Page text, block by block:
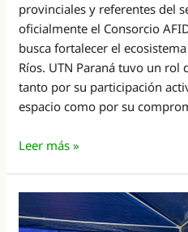
provinciales y referentes del
oficialmente el Consorcio
busca fortalecer el
Ríos. UTN Paraná tuvo un rol
tanto por su participación
espacio como por su
Buscan
emprendedor
Leer más »